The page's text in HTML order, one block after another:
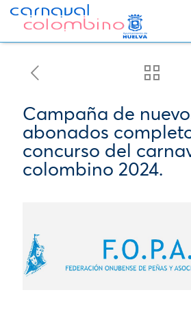
Campaña de
abonados
concurso del
colombino 2024.